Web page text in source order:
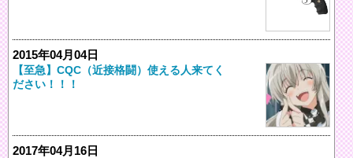
2015年04月04日
【至急】CQC（近接格闘）使える人来てく
ださい！！！
2017年04月16日